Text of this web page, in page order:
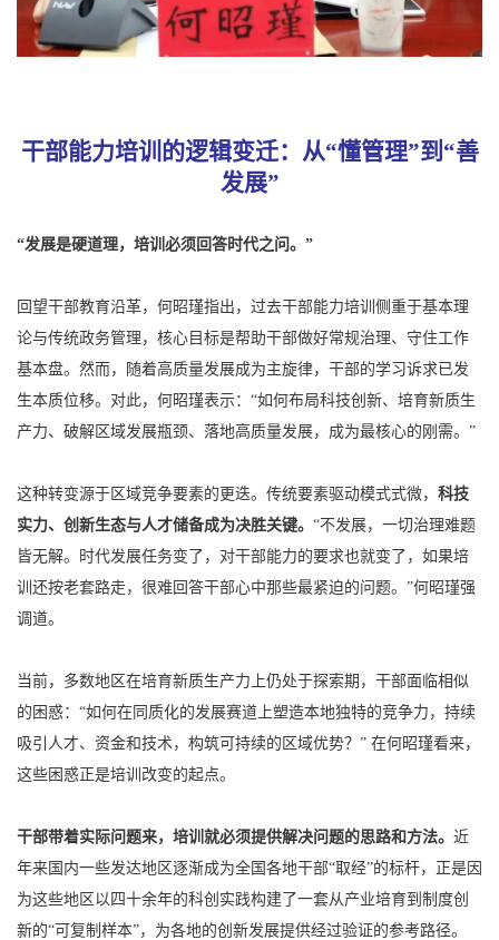
干部能力培训的逻辑变迁：从“懂管理”到“善
发展”
“发展是硬道理，培训必须回答时代之问。”
回望干部教育沿革，何昭瑾指出，过去干部能力培训侧重于基本理
论与传统政务管理，核心目标是帮助干部做好常规治理、守住工作
基本盘。然而，随着高质量发展成为主旋律，干部的学习诉求已发
生本质位移。对此，何昭瑾表示：“如何布局科技创新、培育新质生
产力、破解区域发展瓶颈、落地高质量发展，成为最核心的刚需。”
这种转变源于区域竞争要素的更迭。传统要素驱动模式式微， 科技
实力、创新生态与人才储备成为决胜关键。 “不发展，一切治理难题
皆无解。时代发展任务变了，对干部能力的要求也就变了，如果培
训还按老套路走，很难回答干部心中那些最紧迫的问题。”何昭瑾强
调道。
当前，多数地区在培育新质生产力上仍处于探索期，干部面临相似
的困惑：“如何在同质化的发展赛道上塑造本地独特的竞争力，持续
吸引人才、资金和技术，构筑可持续的区域优势？” 在何昭瑾看来，
这些困惑正是培训改变的起点。
干部带着实际问题来，培训就必须提供解决问题的思路和方法。 近
年来国内一些发达地区逐渐成为全国各地干部“取经”的标杆，正是因
为这些地区以四十余年的科创实践构建了一套从产业培育到制度创
新的“可复制样本”，为各地的创新发展提供经过验证的参考路径。